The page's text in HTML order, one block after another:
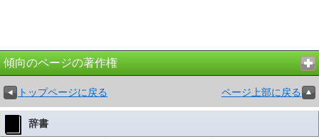
傾向のページの著作権
トップページに戻る ページ上部に戻る
辞書